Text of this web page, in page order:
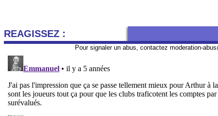
REAGISSEZ :
Pour signaler un abus, contactez moderation-